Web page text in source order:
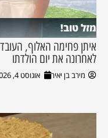
מזל טוב!
איתן פחימה האלוף,
לאחרונה את יום הולדתו
מירב בן יאיר אוגוסט 4, 2026